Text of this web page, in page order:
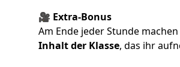
🎥 Extra-Bonus
Am Ende jeder Stunde
Inhalt der Klasse, das ihr